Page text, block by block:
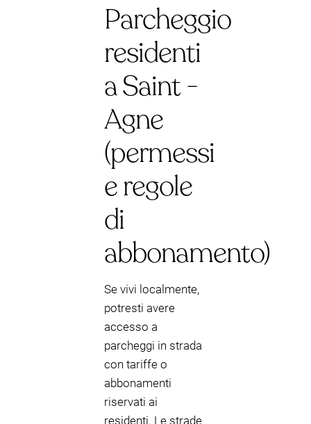
Parcheggio
residenti
a Saint -
Agne
(permessi
e regole
di
abbonamento)
Se vivi localmente,
potresti avere
accesso a
parcheggi in strada
con tariffe o
abbonamenti
riservati ai
residenti. Le strade